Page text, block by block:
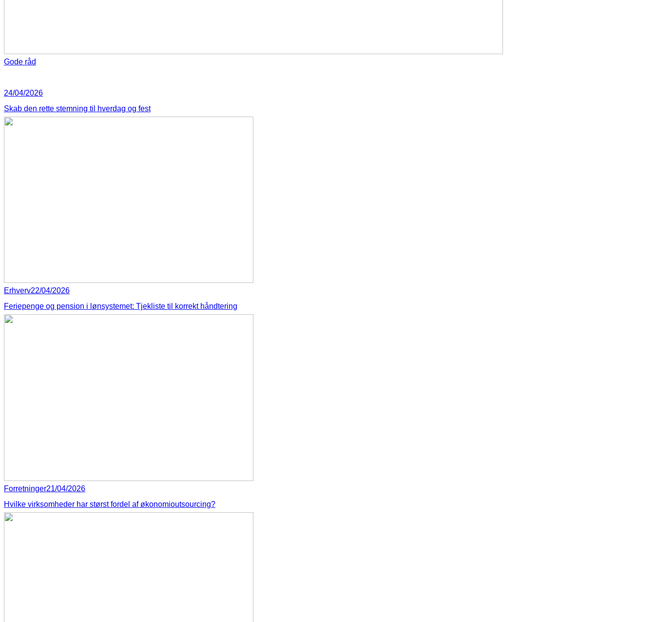
Gode råd
24/04/2026
Skab den rette stemning til hverdag og fest
Erhverv22/04/2026
Feriepenge og pension i lønsystemet: Tjekliste til korrekt håndtering
Forretninger21/04/2026
Hvilke virksomheder har størst fordel af økonomioutsourcing?